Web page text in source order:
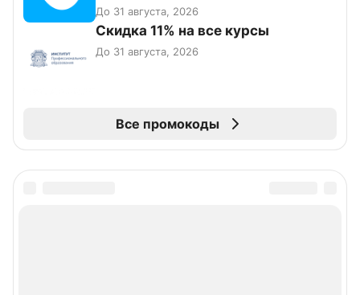
До 31 августа, 2026
Скидка 11% на все курсы
До 31 августа, 2026
Все промокоды